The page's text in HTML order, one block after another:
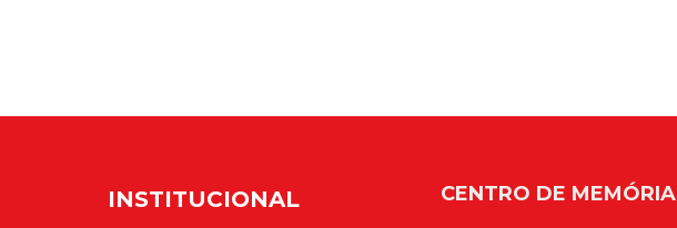
INSTITUCIONAL CENTRO DE MEMÓRIA